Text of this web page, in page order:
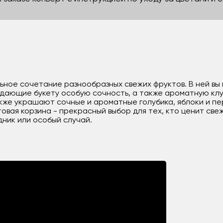
сочетание разнообразных свежих фруктов. В ней
букету особую сочность, а также ароматную
украшают сочные и ароматные голубика, яблоки и
корзина - прекрасный выбор для тех, кто ценит
или особый случай.